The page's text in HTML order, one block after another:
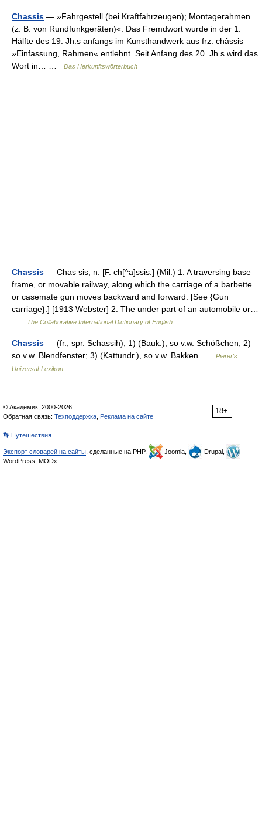
Chassis — »Fahrgestell (bei Kraftfahrzeugen); Montagerahmen
(z. B. von Rundfunkgeräten)«: Das Fremdwort wurde in der 1.
Hälfte des 19. Jh.s anfangs im Kunsthandwerk aus frz. châssis
»Einfassung, Rahmen« entlehnt. Seit Anfang des 20. Jh.s wird das
Wort in… …
Das Herkunftswörterbuch
Chassis — Chas sis, n. [F. ch[^a]ssis.] (Mil.) 1. A traversing base
frame, or movable railway, along which the carriage of a barbette
or casemate gun moves backward and forward. [See {Gun
carriage}.] [1913 Webster] 2. The under part of an automobile or…
The Collaborative International Dictionary of English
Chassis — (fr., spr. Schassih), 1) (Bauk.), so v.w. Schößchen; 2)
so v.w. Blendfenster; 3) (Kattundr.), so v.w. Bakken …
Pierer's
Universal-Lexikon
18+
© Академик, 2000-2026
Обратная связь: Техподдержка Реклама на сайте
👣 Путешествия
Экспорт словарей на сайты , сделанные на PHP, Joomla,
Drupal,
WordPress, MODx.